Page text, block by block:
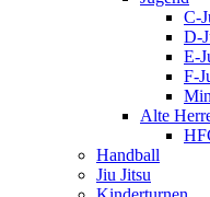
C-
D-
E-
F-
Alte
Handball
Jiu Jitsu